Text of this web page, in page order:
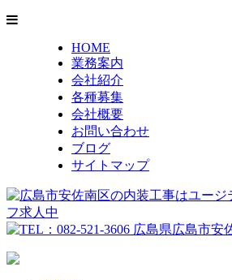
HOME
業務案内
会社紹介
各種募集
会社概要
お問い合わせ
ブログ
サイトマップ